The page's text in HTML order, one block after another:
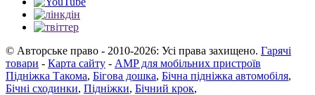
© Авторське право - 2010-2026: Усі права захищено. Гарячі
товари - Карта сайту - AMP для мобільних пристроїв
Підніжка Такома, Бігова дошка, Бічна підніжка автомобіля,
Бічні сходинки, Підніжки, Бічний крок,